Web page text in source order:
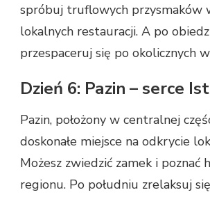
spróbuj truflowych przysmaków
lokalnych restauracji. A po
przespaceruj się po okolicznych
Dzień 6: Pazin – serce
Pazin, położony w centralnej
doskonałe miejsce na odkrycie
Możesz zwiedzić zamek i poznać
regionu. Po południu zrelaksuj